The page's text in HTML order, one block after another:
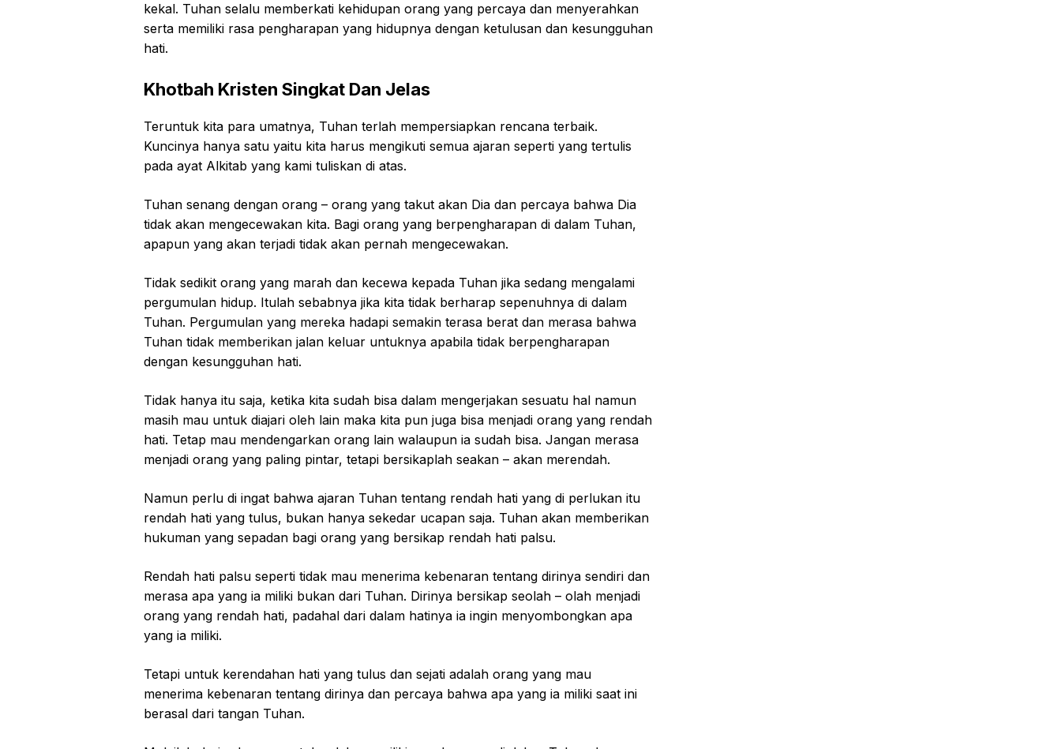
kekal. Tuhan selalu memberkati kehidupan orang yang percaya dan menyerahkan
serta memiliki rasa pengharapan yang hidupnya dengan ketulusan dan kesungguhan
hati.
Khotbah Kristen Singkat Dan Jelas
Teruntuk kita para umatnya, Tuhan terlah mempersiapkan rencana terbaik.
Kuncinya hanya satu yaitu kita harus mengikuti semua ajaran seperti yang tertulis
pada ayat Alkitab yang kami tuliskan di atas.
Tuhan senang dengan orang – orang yang takut akan Dia dan percaya bahwa Dia
tidak akan mengecewakan kita. Bagi orang yang berpengharapan di dalam Tuhan,
apapun yang akan terjadi tidak akan pernah mengecewakan.
Tidak sedikit orang yang marah dan kecewa kepada Tuhan jika sedang mengalami
pergumulan hidup. Itulah sebabnya jika kita tidak berharap sepenuhnya di dalam
Tuhan. Pergumulan yang mereka hadapi semakin terasa berat dan merasa bahwa
Tuhan tidak memberikan jalan keluar untuknya apabila tidak berpengharapan
dengan kesungguhan hati.
Tidak hanya itu saja, ketika kita sudah bisa dalam mengerjakan sesuatu hal namun
masih mau untuk diajari oleh lain maka kita pun juga bisa menjadi orang yang rendah
hati. Tetap mau mendengarkan orang lain walaupun ia sudah bisa. Jangan merasa
menjadi orang yang paling pintar, tetapi bersikaplah seakan – akan merendah.
Namun perlu di ingat bahwa ajaran Tuhan tentang rendah hati yang di perlukan itu
rendah hati yang tulus, bukan hanya sekedar ucapan saja. Tuhan akan memberikan
hukuman yang sepadan bagi orang yang bersikap rendah hati palsu.
Rendah hati palsu seperti tidak mau menerima kebenaran tentang dirinya sendiri dan
merasa apa yang ia miliki bukan dari Tuhan. Dirinya bersikap seolah – olah menjadi
orang yang rendah hati, padahal dari dalam hatinya ia ingin menyombongkan apa
yang ia miliki.
Tetapi untuk kerendahan hati yang tulus dan sejati adalah orang yang mau
menerima kebenaran tentang dirinya dan percaya bahwa apa yang ia miliki saat ini
berasal dari tangan Tuhan.